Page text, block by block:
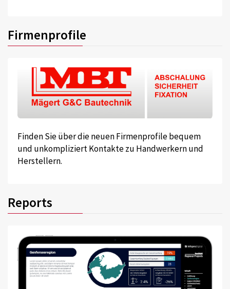
Firmenprofile
Finden Sie über die neuen Firmenprofile bequem
und unkompliziert Kontakte zu Handwerkern und
Herstellern.
Reports